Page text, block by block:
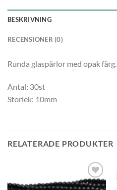
BESKRIVNING
RECENSIONER (0)
Runda glaspärlor med opak färg.
Antal: 30st
Storlek: 10mm
RELATERADE PRODUKTER